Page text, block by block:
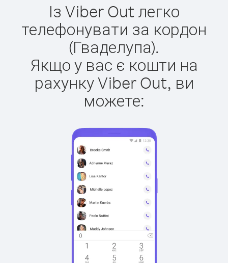
Із Viber Out легко
телефонувати за кордон
(Гваделупа).
Якщо у вас є кошти на
рахунку Viber Out, ви
можете: